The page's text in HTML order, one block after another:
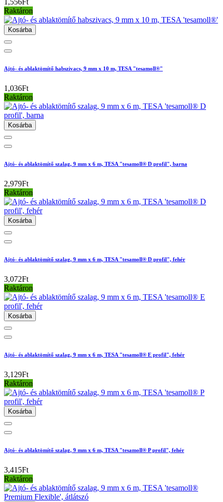
1,556Ft
Raktáron
Kosárba
Ajtó- és ablaktömítő habszivacs, 9 mm x 10 m, TESA "tesamoll®"
1,036Ft
Raktáron
Kosárba
Ajtó- és ablaktömítő szalag, 9 mm x 6 m, TESA "tesamoll® D profil", barna
2,979Ft
Raktáron
Kosárba
Ajtó- és ablaktömítő szalag, 9 mm x 6 m, TESA "tesamoll® D profil", fehér
3,072Ft
Raktáron
Kosárba
Ajtó- és ablaktömítő szalag, 9 mm x 6 m, TESA "tesamoll® E profil", fehér
3,129Ft
Raktáron
Kosárba
Ajtó- és ablaktömítő szalag, 9 mm x 6 m, TESA "tesamoll® P profil", fehér
3,415Ft
Raktáron